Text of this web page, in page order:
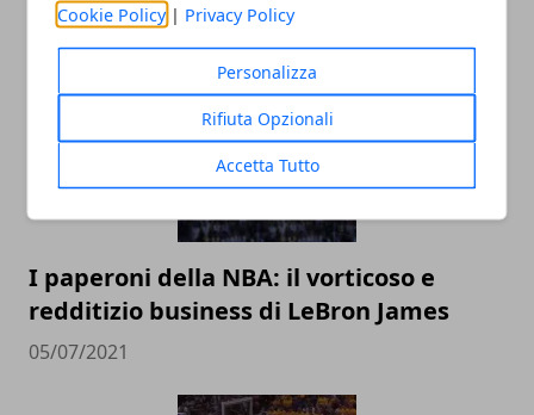
Cookie Policy | Privacy Policy
Personalizza
Rifiuta Opzionali
Accetta Tutto
ARTICOLI CORRELATI
I paperoni della NBA: il vorticoso e
redditizio business di LeBron James
05/07/2021